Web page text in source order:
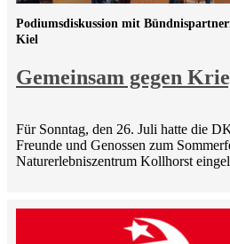
Gemeinsam gegen
Podiumsdiskussion mit
Kiel
Für Sonntag, den 26. Juli hatte die
Freunde und Genossen zum
Naturerlebniszentrum Kollhorst